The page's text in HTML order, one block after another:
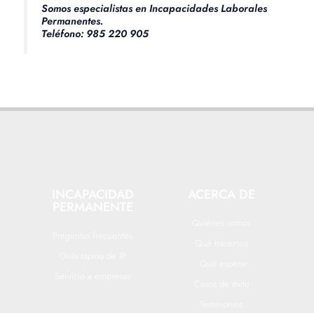
Somos especialistas en Incapacidades Laborales
Permanentes.
Teléfono: 985 220 905